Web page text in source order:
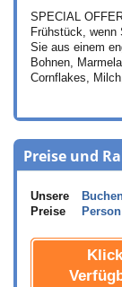
SPECIAL
Frühstück, wenn
Sie aus einem
Bohnen,
Cornflakes,
Preise und
Unsere
Preise